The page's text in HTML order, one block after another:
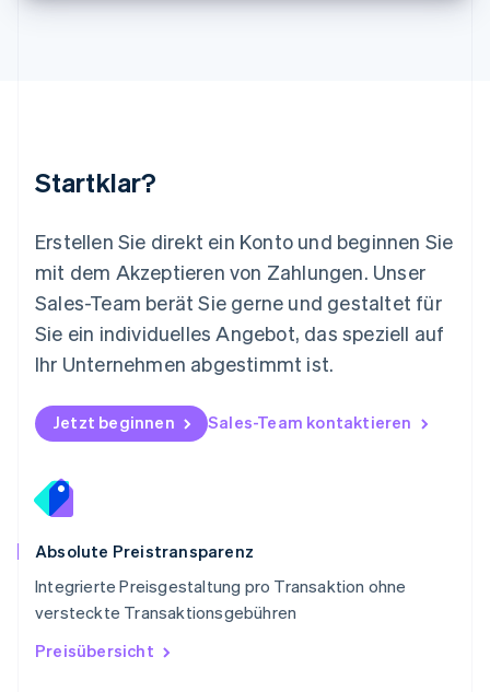
Startklar?
Erstellen Sie direkt ein Konto und beginnen Sie
mit dem Akzeptieren von Zahlungen. Unser
Sales-Team berät Sie gerne und gestaltet für
Sie ein individuelles Angebot, das speziell auf
Ihr Unternehmen abgestimmt ist.
Jetzt beginnen Sales-Team kontaktieren
Absolute Preistransparenz
Integrierte Preisgestaltung pro Transaktion ohne
versteckte Transaktionsgebühren
Preisübersicht
Malta
Nederlands English
Norwegen
Österreich
Polen
English
Portugal
Português English
Rumänien
Schweden
Svenska English
Deutsch
Singapur
English
Slowakei
Slowenien
EnglishItaliano
Sonderverwaltungsregion Hongkong,